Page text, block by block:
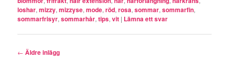
loshar,mizzy,mizzyse,mode,röd,rosa,sommar,sommarfin,
sommarfrisyr,sommarhår,tips,vit | Lämna ett svar
Inläggsnavigering
← Äldre inlägg